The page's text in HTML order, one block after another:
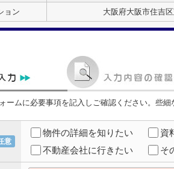
ョン 大阪府大阪市住吉
ームに必要事項を記入しご確認ください。些
意
物件の詳細を知りたい 資
不動産会社に行きたい
そ